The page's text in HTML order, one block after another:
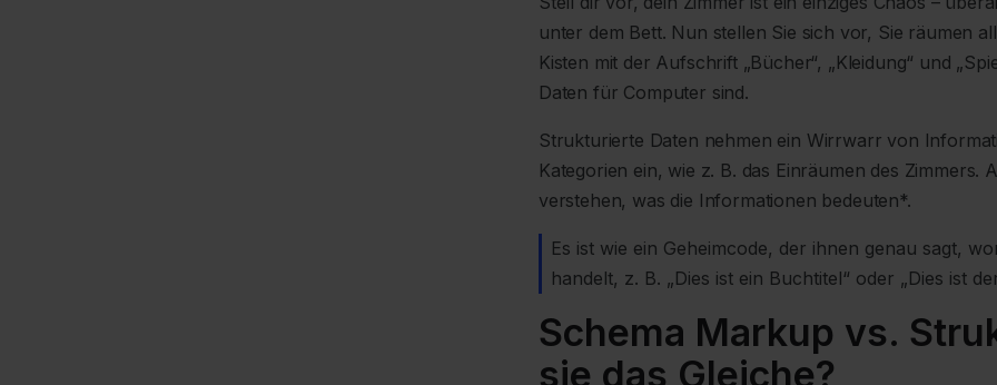
unter dem Bett. Nun stellen Sie sich vor, Sie räumen
Kisten mit der Aufschrift „Bücher“, „Kleidung“ und
Daten für Computer sind.
Strukturierte Daten nehmen ein Wirrwarr von
Kategorien ein, wie z. B. das Einräumen des Zimmers.
verstehen, was die Informationen bedeuten*.
Es ist wie ein Geheimcode, der ihnen genau sagt,
handelt, z. B. „Dies ist ein Buchtitel“ oder „Dies ist
Schema Markup vs.
sie das Gleiche?